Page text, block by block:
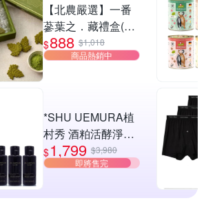
【北農嚴選】一番
蔘葉之．藏禮盒(蛋
奶素)兩盒組
$888 $1,018
商品熱銷中
*SHU UEMURA植
村秀 酒粕活酵淨亮
潔顏油450ml+黑米
精萃潔顏油50ml*3
$1,799 $3,980
即將售完